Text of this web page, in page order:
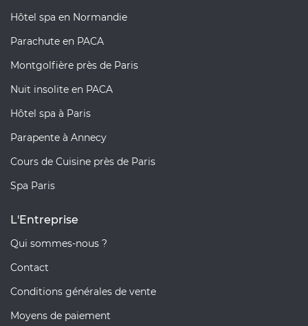
Hôtel spa en Normandie
Parachute en PACA
Montgolfière près de Paris
Nuit insolite en PACA
Hôtel spa à Paris
Parapente à Annecy
Cours de Cuisine près de Paris
Spa Paris
L'Entreprise
Qui sommes-nous ?
Contact
Conditions générales de vente
Moyens de paiement